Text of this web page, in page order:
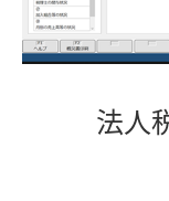
法人